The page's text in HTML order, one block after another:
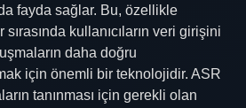
fayda sağlar. Bu, özellikle
kullanıcıların veri girişini
daha doğru
için önemli bir teknolojidir. ASR
tanınması için gerekli olan